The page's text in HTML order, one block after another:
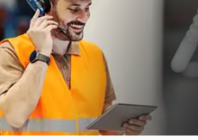
M-20Ia/20M